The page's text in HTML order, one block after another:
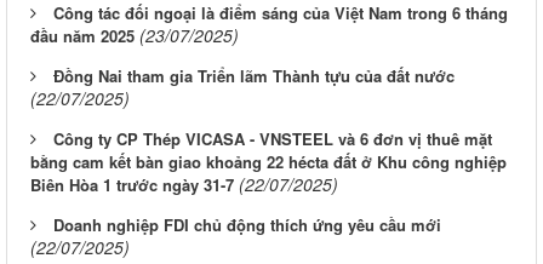
Công tác đối ngoại là điểm sáng của Việt Nam trong 6 tháng
đầu năm 2025 (23/07/2025)
Đồng Nai tham gia Triển lãm Thành tựu của đất nước
(22/07/2025)
Công ty CP Thép VICASA - VNSTEEL và 6 đơn vị thuê mặt
bằng cam kết bàn giao khoảng 22 hécta đất ở Khu công nghiệp
Biên Hòa 1 trước ngày 31-7 (22/07/2025)
Doanh nghiệp FDI chủ động thích ứng yêu cầu mới
(22/07/2025)